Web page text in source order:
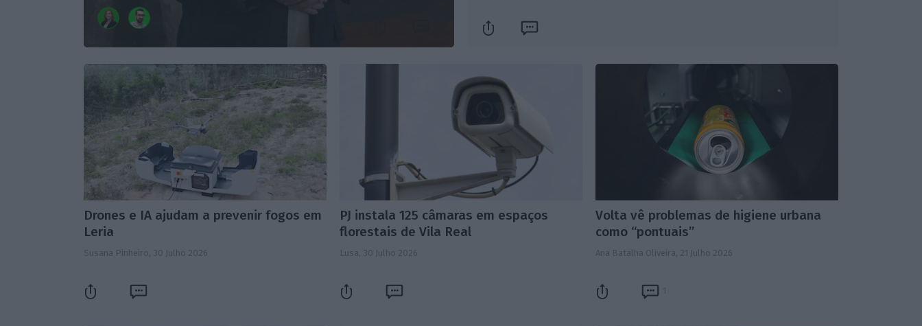
Drones e IA ajudam a prevenir fogos em
Leria
Susana Pinheiro, 30 Julho 2026
PJ instala 125 câmaras em espaços
florestais de Vila Real
Lusa, 30 Julho 2026
Volta vê problemas de higiene urbana
como “pontuais”
Ana Batalha Oliveira, 21 Julho 2026